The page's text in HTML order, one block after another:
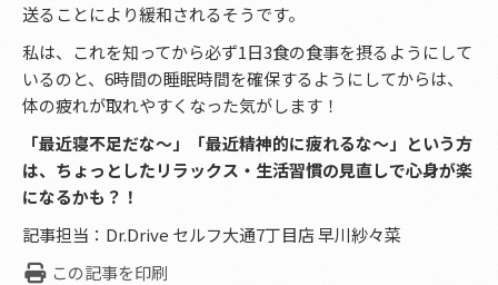
送ることにより緩和されるそうです。
私は、これを知ってから必ず1日3食の食事を摂るようにして
いるのと、6時間の睡眠時間を確保するようにしてからは、
体の疲れが取れやすくなった気がします！
「最近寝不足だな～」「最近精神的に疲れるな～」という方
は、ちょっとしたリラックス・生活習慣の見直しで心身が楽
になるかも？！
記事担当：Dr.Drive セルフ大通7丁目店 早川紗々菜
この記事を印刷